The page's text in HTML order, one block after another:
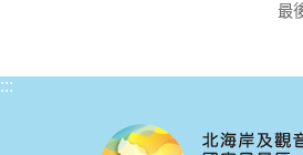
最
:::